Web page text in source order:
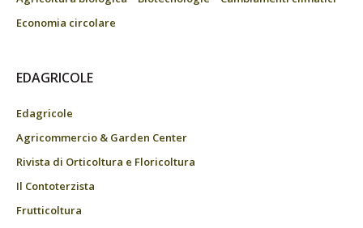
Economia circolare
EDAGRICOLE
Edagricole
Agricommercio & Garden Center
Rivista di Orticoltura e Floricoltura
Il Contoterzista
Frutticoltura